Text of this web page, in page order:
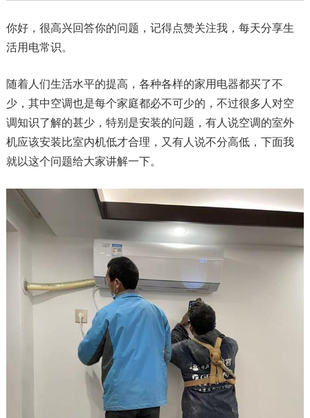
你好，很高兴回答你的问题，记得点赞关注我，每天分享生
活用电常识。
随着人们生活水平的提高，各种各样的家用电器都买了不
少，其中空调也是每个家庭都必不可少的，不过很多人对空
调知识了解的甚少，特别是安装的问题，有人说空调的室外
机应该安装比室内机低才合理，又有人说不分高低，下面我
就以这个问题给大家讲解一下。